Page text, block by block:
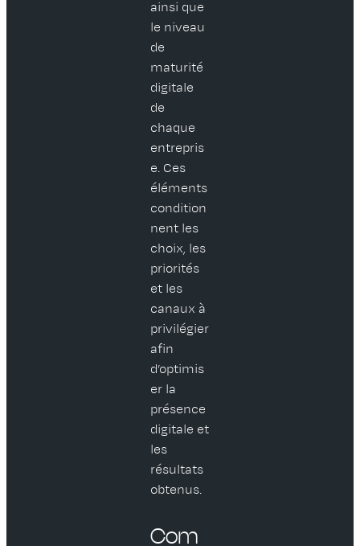
ainsi que
le niveau
de
maturité
digitale
de
chaque
entrepris
e. Ces
éléments
condition
nent les
choix, les
priorités
et les
canaux à
privilégier
afin
d’optimis
er la
présence
digitale et
les
résultats
obtenus.
Com